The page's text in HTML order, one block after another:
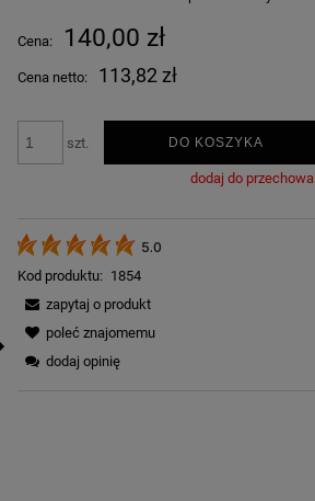
kosztów
Cena: 140,00 zł
Cena netto: 113,82 zł
szt. DO KOSZYKA
dodaj do
5.0
Kod produktu: 1854
zapytaj o produkt
poleć znajomemu
dodaj opinię